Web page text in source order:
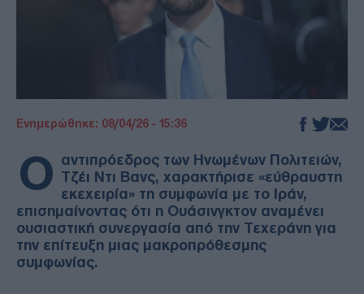
Ενημερώθηκε: 08/04/26 - 15:36
Ο αντιπρόεδρος των Ηνωμένων Πολιτειών,
Τζέι Ντι Βανς, χαρακτήρισε «εύθραυστη
εκεχειρία» τη συμφωνία με το Ιράν,
επισημαίνοντας ότι η Ουάσινγκτον αναμένει
ουσιαστική συνεργασία από την Τεχεράνη για
την επίτευξη μιας μακροπρόθεσμης
συμφωνίας.